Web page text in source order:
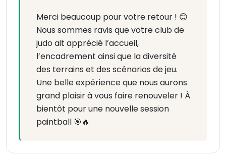
Merci beaucoup pour votre retour ! 😊
Nous sommes ravis que votre club de
judo ait apprécié l’accueil,
l’encadrement ainsi que la diversité
des terrains et des scénarios de jeu.
Une belle expérience que nous aurons
grand plaisir à vous faire renouveler ! À
bientôt pour une nouvelle session
paintball 🎯🔥